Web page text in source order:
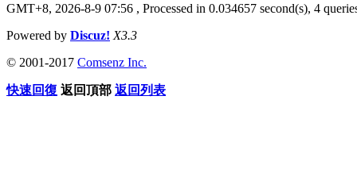
GMT+8, 2026-8-9 07:56 , Processed in 0.034657 second(s), 4
Powered by Discuz! X3.3
© 2001-2017 Comsenz Inc.
快速回復 返回頂部 返回列表